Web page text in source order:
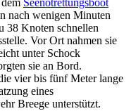
Seenotrettungsboot
nach wenigen Minuten
38 Knoten schnellen
Vor Ort nahmen sie
unter Schock
sie an Bord.
vier bis fünf Meter lange
eines
Breege unterstützt.